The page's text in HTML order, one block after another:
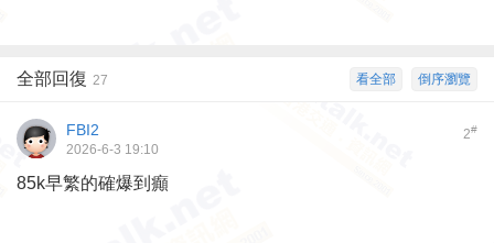
倒序瀏覽
看全部
全部回復 27
2#
FBI2
2026-6-3 19:10
85k早繁的確爆到癲